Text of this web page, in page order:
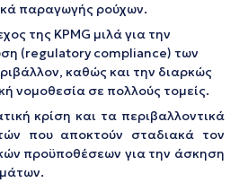
παραγωγής ρούχων.
της ΚΡΜG μιλά για την
(regulatory compliance) των
καθώς και την διαρκώς
νομοθεσία σε πολλούς τομείς.
κρίση και τα περιβαλλοντικά
που αποκτούν σταδιακά τον
προϋποθέσεων για την άσκηση